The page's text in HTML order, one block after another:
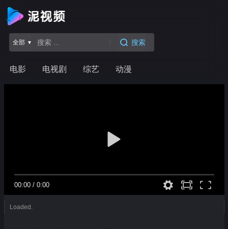
电影 电视剧 综艺 动漫
全部 ▾ 搜索
00:00/ 0:00
Loaded.